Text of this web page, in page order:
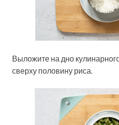
Выложите на дно
сверху половину риса.